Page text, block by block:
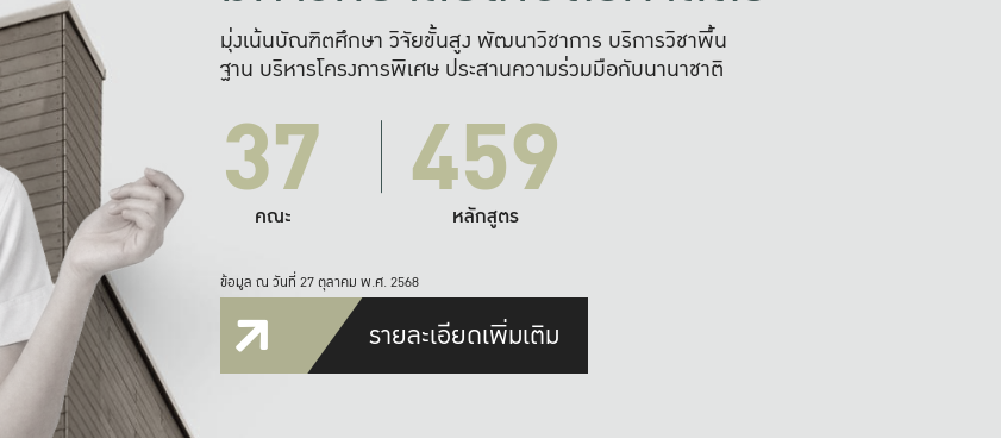
มุ่งเน้นบัณฑิตศึกษา วิจัยขั้นสูง พัฒนาวิชาการ บริการวิชาพื้น
ฐาน บริหารโครงการพิเศษ ประสานความร่วมมือกับนานาชาติ
37
คณะ 459
หลักสูตร
ข้อมูล ณ วันที่ 27 ตุลาคม พ.ศ. 2568
รายละเอียดเพิ่มเติม